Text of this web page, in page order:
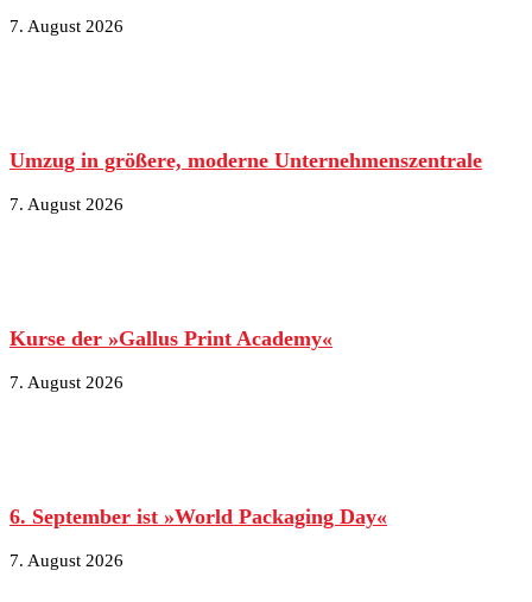
7. August 2026
Umzug in größere, moderne Unternehmenszentrale
7. August 2026
Kurse der »Gallus Print Academy«
7. August 2026
6. September ist »World Packaging Day«
7. August 2026